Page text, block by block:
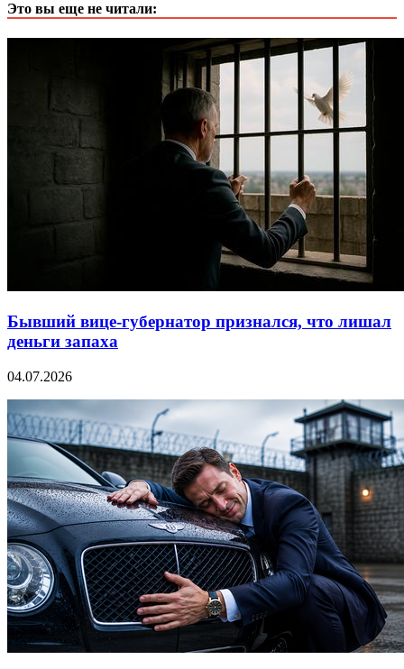
Это вы еще не читали:
Бывший вице-губернатор признался, что лишал
деньги запаха
04.07.2026